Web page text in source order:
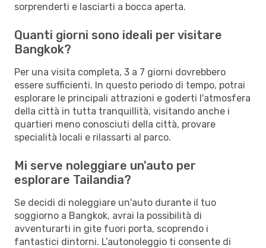
sorprenderti e lasciarti a bocca aperta.
Quanti giorni sono ideali per visitare
Bangkok?
Per una visita completa, 3 a 7 giorni dovrebbero
essere sufficienti. In questo periodo di tempo, potrai
esplorare le principali attrazioni e goderti l'atmosfera
della città in tutta tranquillità, visitando anche i
quartieri meno conosciuti della città, provare
specialità locali e rilassarti al parco.
Mi serve noleggiare un'auto per
esplorare Tailandia?
Se decidi di noleggiare un'auto durante il tuo
soggiorno a Bangkok, avrai la possibilità di
avventurarti in gite fuori porta, scoprendo i
fantastici dintorni. L’autonoleggio ti consente di